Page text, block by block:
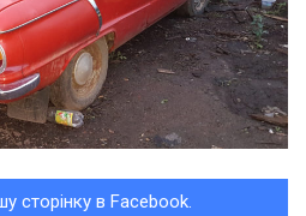
сторінку в Facebook.